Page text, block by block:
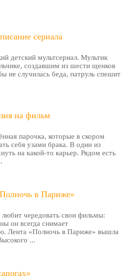
сериала
детский мультсериал. Мультик
создавшим из шести щенков
не случилась беда, патруль спешит
на фильм
парочка, которые в скором
себя узами брака. В один из
на какой-то карьер. Рядом есть
в Париже»
чередовать свои фильмы:
он всегда снимает
Лента «Полночь в Париже» вышла
...